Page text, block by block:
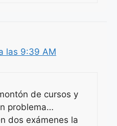
las 9:39 AM
de cursos y
problema…
dos exámenes la